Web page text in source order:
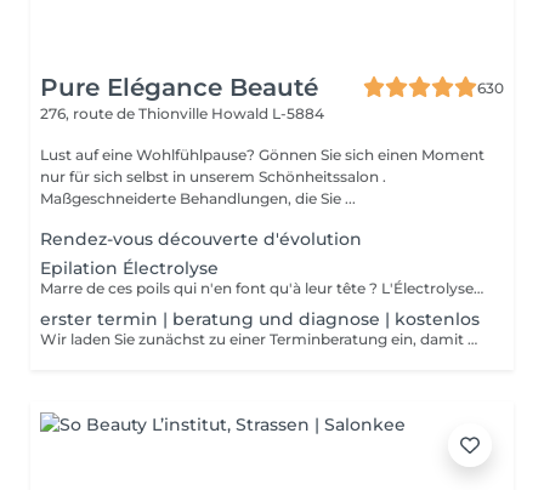
Pure Elégance Beauté
630
276, route de Thionville Howald L-5884
Lust auf eine Wohlfühlpause? Gönnen Sie sich einen Moment
nur für sich selbst in unserem Schönheitssalon .
Maßgeschneiderte Behandlungen, die Sie ...
Rendez-vous découverte d'évolution
Epilation Électrolyse
Marre de ces poils qui n'en font qu'à leur tête ? L'Électrolyse est l'unique méthode reconnue comme 100% définitive, poil par poil. Elle neutralise tout, même les poils blonds, blancs ou ceux que le laser a ratés. C'est précis, c'est permanent. Le prix s'ajuste à la minute : vous ne payez que le temps vraiment nécessaire.
erster termin | beratung und diagnose | kostenlos
Wir laden Sie zunächst zu einer Terminberatung ein, damit wir eine detaillierte Diagnose stellen können! Wir finden gemeinsam mit Ihnen die passende Lösung, damit Ihre endgültige Haarentfernung zum Erfolg wird.